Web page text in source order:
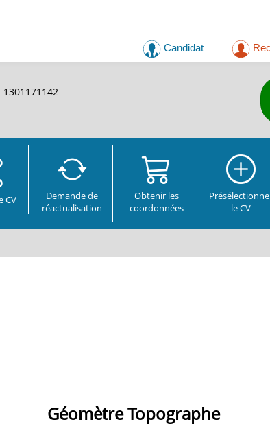
Candidat
CV
Demande de
réactualisation
Obtenir les
coordonnées
le CV
Géomètre Topographe